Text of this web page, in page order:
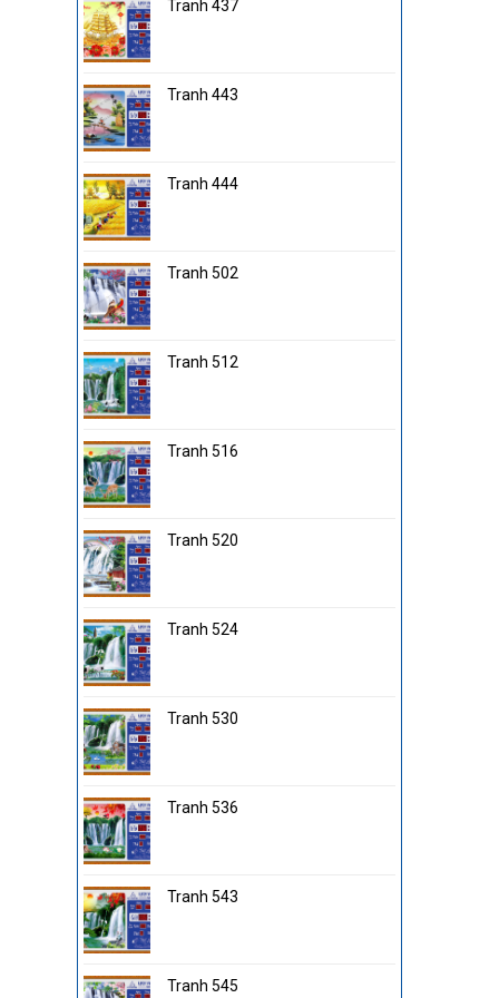
Tranh 437
Tranh 443
Tranh 444
Tranh 502
Tranh 512
Tranh 516
Tranh 520
Tranh 524
Tranh 530
Tranh 536
Tranh 543
Tranh 545